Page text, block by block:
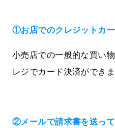
①お店でのクレジットカ
小売店での一般的な買い
レジでカード決済ができま
②メールで請求書を送っ